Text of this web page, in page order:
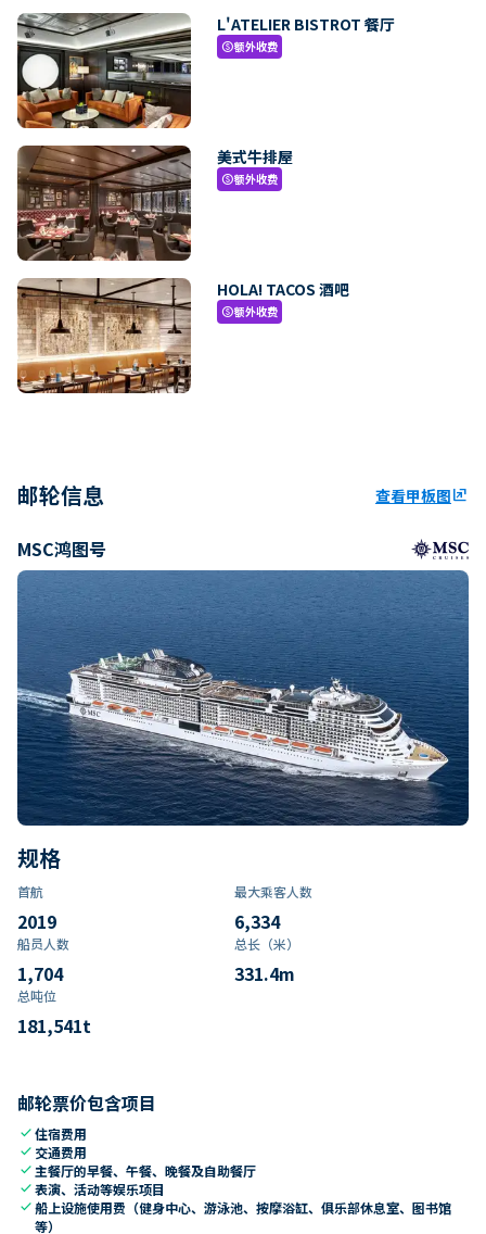
L'ATELIER BISTROT 餐厅
paid额外收费
美式牛排屋
paid额外收费
HOLA! TACOS 酒吧
paid额外收费
邮轮信息 查看甲板图ungroup
MSC鸿图号
规格
首航
2019
最大乘客人数
6,334
船员人数
1,704
总长（米）
331.4m
总吨位
181,541t
邮轮票价包含项目
check住宿费用
check 交通费用
check 主餐厅的早餐、午餐、晚餐及自助餐厅
check表演、活动等娱乐项目
check船上设施使用费（健身中心、游泳池、按摩浴缸、俱乐部休息室、图书馆
等）